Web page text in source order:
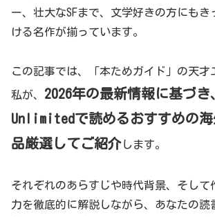
ー、壮大なSFまで、文学好きの方にもき
ける名作が揃っています。
この記事では、「本ためガイド」の天才
私が、 2026年の最新情報に基づ
Unlimitedで読めるおすすめの海
品厳選してご紹介します。
それぞれのあらすじや時代背景、そして
力を徹底的に解説しながら、あなたの読